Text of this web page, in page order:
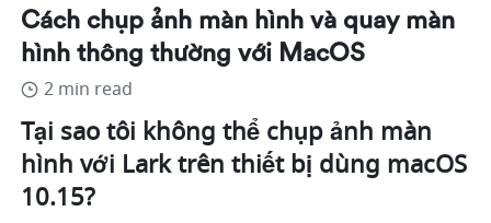
Cách chụp ảnh màn hình và quay màn
hình thông thường với MacOS
2 min read
Tại sao tôi không thể chụp ảnh màn
hình với Lark trên thiết bị dùng macOS
10.15?